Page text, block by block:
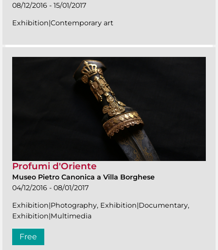
08/12/2016 - 15/01/2017
Exhibition|Contemporary art
Profumi d'Oriente
Museo Pietro Canonica a Villa Borghese
04/12/2016 - 08/01/2017
Exhibition|Photography, Exhibition|Documentary,
Exhibition|Multimedia
Free